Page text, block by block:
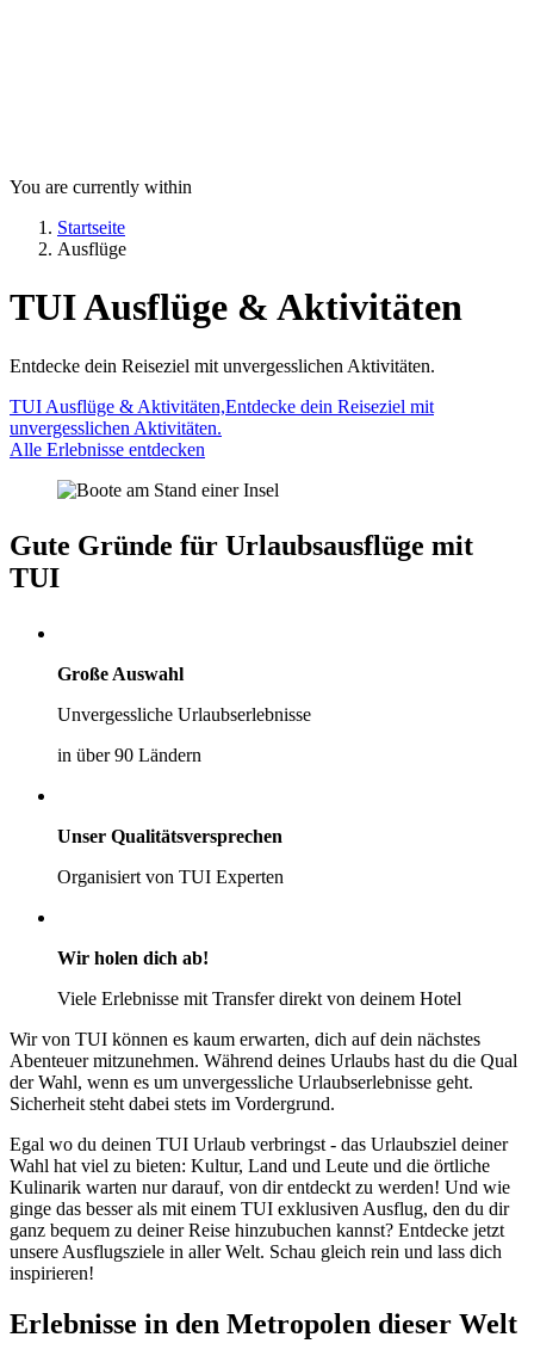
You are currently within
Startseite
Ausflüge
TUI Ausflüge & Aktivitäten
Entdecke dein Reiseziel mit unvergesslichen Aktivitäten.
TUI Ausflüge & Aktivitäten,Entdecke dein Reiseziel mit
unvergesslichen Aktivitäten.
Alle Erlebnisse entdecken
Gute Gründe für Urlaubsausflüge mit
TUI
Große Auswahl
Unvergessliche Urlaubserlebnisse
in über 90 Ländern
Unser Qualitätsversprechen
Organisiert von TUI Experten
Wir holen dich ab!
Viele Erlebnisse mit Transfer direkt von deinem Hotel
Wir von TUI können es kaum erwarten, dich auf dein nächstes
Abenteuer mitzunehmen. Während deines Urlaubs hast du die Qual
der Wahl, wenn es um unvergessliche Urlaubserlebnisse geht.
Sicherheit steht dabei stets im Vordergrund.
Egal wo du deinen TUI Urlaub verbringst - das Urlaubsziel deiner
Wahl hat viel zu bieten: Kultur, Land und Leute und die örtliche
Kulinarik warten nur darauf, von dir entdeckt zu werden! Und wie
ginge das besser als mit einem TUI exklusiven Ausflug, den du dir
ganz bequem zu deiner Reise hinzubuchen kannst? Entdecke jetzt
unsere Ausflugsziele in aller Welt. Schau gleich rein und lass dich
inspirieren!
Erlebnisse in den Metropolen dieser Welt